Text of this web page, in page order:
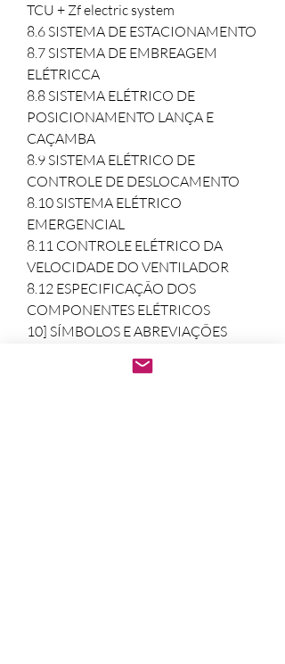
TCU + Zf electric system
8.6 SISTEMA DE ESTACIONAMENTO
8.7 SISTEMA DE EMBREAGEM
ELÉTRICCA
8.8 SISTEMA ELÉTRICO DE
POSICIONAMENTO LANÇA E
CAÇAMBA
8.9 SISTEMA ELÉTRICO DE
CONTROLE DE DESLOCAMENTO
8.10 SISTEMA ELÉTRICO
EMERGENCIAL
8.11 CONTROLE ELÉTRICO DA
VELOCIDADE DO VENTILADOR
8.12 ESPECIFICAÇÃO DOS
COMPONENTES ELÉTRICOS
10] SÍMBOLOS E ABREVIAÇÕES
VALORES DE TEMPO DE CICLO